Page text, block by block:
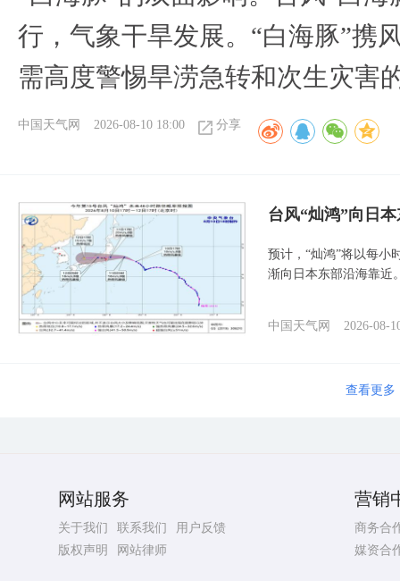
行，气象干旱发展。“白海豚”携
需高度警惕旱涝急转和次生灾害
中国天气网 2026-08-10 18:00 分享
台风“灿鸿”向日
预计，“灿鸿”将以每小
渐向日本东部沿海靠近
中国天气网 2026-08-
查看更多
网站服务
关于我们 联系我们
用户反馈
版权声明
网站律师
营销
商务合
媒资合